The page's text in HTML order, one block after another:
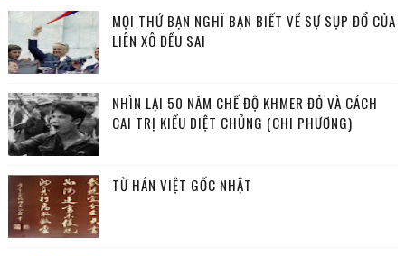
MỌI THỨ BẠN NGHĨ BẠN BIẾT VỀ SỰ SỤP ĐỔ CỦA
LIÊN XÔ ĐỀU SAI
NHÌN LẠI 50 NĂM CHẾ ĐỘ KHMER ĐỎ VÀ CÁCH
CAI TRỊ KIỂU DIỆT CHỦNG (CHI PHƯƠNG)
TỪ HÁN VIỆT GỐC NHẬT